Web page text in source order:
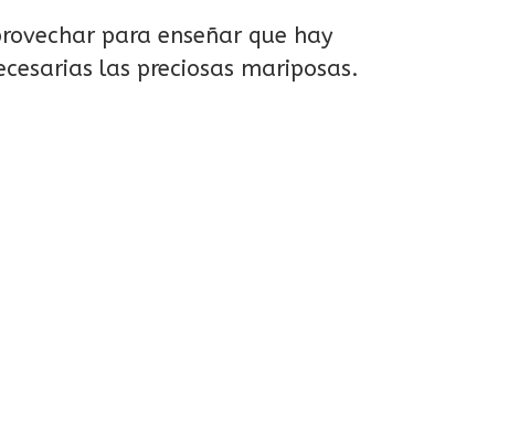
para enseñar que hay
las preciosas mariposas.